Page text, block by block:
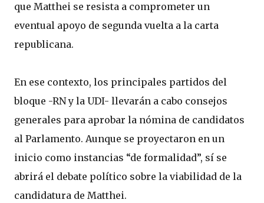
que Matthei se resista a comprometer un
eventual apoyo de segunda vuelta a la carta
republicana.
En ese contexto, los principales partidos del
bloque -RN y la UDI- llevarán a cabo consejos
generales para aprobar la nómina de candidatos
al Parlamento. Aunque se proyectaron en un
inicio como instancias “de formalidad”, sí se
abrirá el debate político sobre la viabilidad de la
candidatura de Matthei.